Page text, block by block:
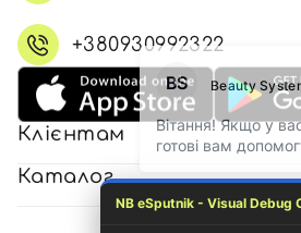
+380930992322
Клієнтам
Каталог
NB eSputnik - Visual Debug